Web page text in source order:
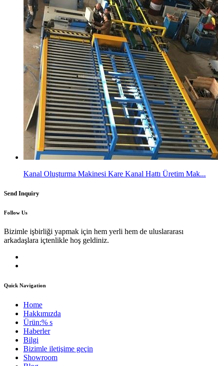
Kanal Oluşturma Makinesi Kare Kanal Hattı Üretim Mak...
Send Inquiry
Follow Us
Bizimle işbirliği yapmak için hem yerli hem de uluslararası
arkadaşlara içtenlikle hoş geldiniz.
Quick Navigation
Home
Hakkımızda
Ürün:% s
Haberler
Bilgi
Bizimle iletişime geçin
Showroom